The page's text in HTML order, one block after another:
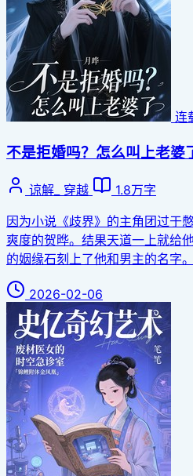
连
不是拒婚吗？怎么叫上老婆
谅解_ 穿越
1.8万字
因为小说《歧界》的主角团过于
爽度的贺晔。结果天道一上就给
的姻缘石刻上了他和男主的名字
2026-02-06